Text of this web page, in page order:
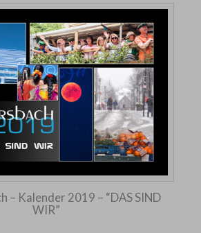
– Kalender 2019 – “DAS SIND
WIR”